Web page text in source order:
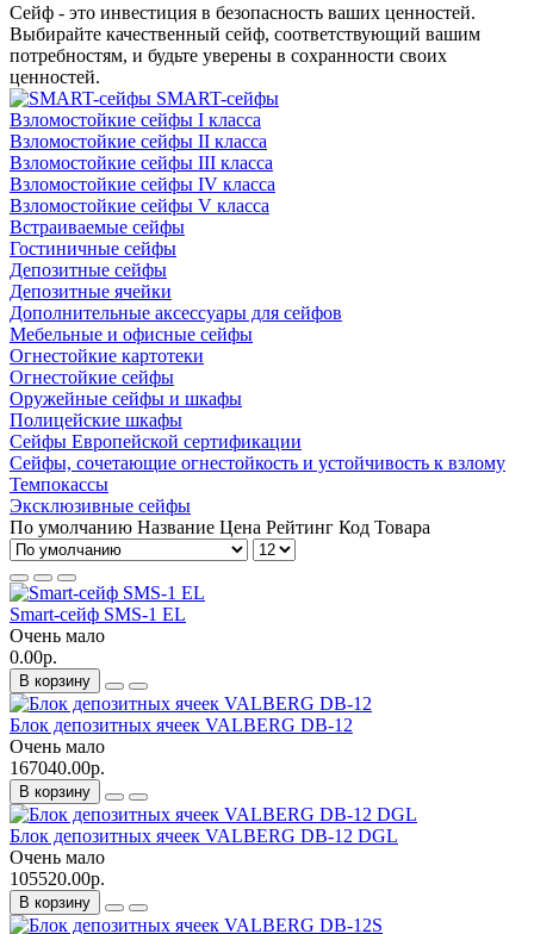
Сейф - это инвестиция в безопасность ваших ценностей.
Выбирайте качественный сейф, соответствующий вашим
потребностям, и будьте уверены в сохранности своих
ценностей.
SMART-сейфы
Взломостойкие сейфы I класса
Взломостойкие сейфы II класса
Взломостойкие сейфы III класса
Взломостойкие сейфы IV класса
Взломостойкие сейфы V класса
Встраиваемые сейфы
Гостиничные сейфы
Депозитные сейфы
Депозитные ячейки
Дополнительные аксессуары для сейфов
Мебельные и офисные сейфы
Огнестойкие картотеки
Огнестойкие сейфы
Оружейные сейфы и шкафы
Полицейские шкафы
Сейфы Европейской сертификации
Сейфы, сочетающие огнестойкость и устойчивость к взлому
Темпокассы
Эксклюзивные сейфы
По умолчанию Название Цена Рейтинг Код Товара
Smart-сейф SMS-1 EL
Очень мало
0.00р.
В корзину
Блок депозитных ячеек VALBERG DB-12
Очень мало
167040.00р.
В корзину
Блок депозитных ячеек VALBERG DB-12 DGL
Очень мало
105520.00р.
В корзину